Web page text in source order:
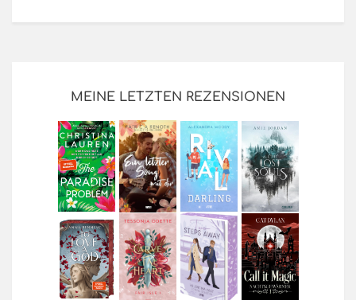
MEINE LETZTEN REZENSIONEN